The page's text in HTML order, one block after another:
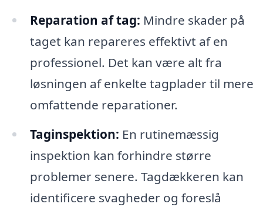
Reparation af tag: Mindre skader på
taget kan repareres effektivt af en
professionel. Det kan være alt fra
løsningen af enkelte tagplader til mere
omfattende reparationer.
Taginspektion: En rutinemæssig
inspektion kan forhindre større
problemer senere. Tagdækkeren kan
identificere svagheder og foreslå